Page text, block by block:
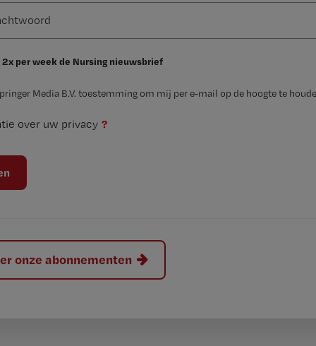
2x per week de Nursing nieuwsbrief
Media B.V. toestemming om mij per e-mail op de hoogte te
over uw privacy ?
onze abonnementen